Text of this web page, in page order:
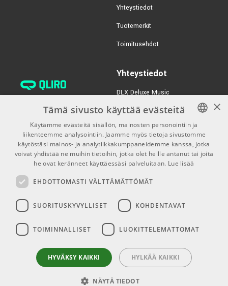
Yhteystiedot
Tuotemerkit
Toimitusehdot
Yhteystiedot
DLX Deluxe Music
verkkokaupan asiakaspalvelu:
tilaus@dlxmusic.fi
Puh: 0207 282240 (arkisin klo
13-17)
Puh: 0207 282250 (myymälä)
00580 Helsinki
Y-tunnus: 1983522-7
La 10-15
FINNISH
FINNISH
×
Tämä sivusto käyttää evästeitä
Käytämme evästeitä sisällön, mainosten personointiin ja
liikenteemme analysointiin. Jaamme myös tietoja sivustomme
käytöstäsi mainos- ja analytiikkakumppaneidemme kanssa, jotka
voivat yhdistää ne muihin tietoihin, jotka olet heille antanut tai joita
he ovat keränneet käyttäessäsi palveluitaan. Lue lisää
EHDOTTOMASTI VÄLTTÄMÄTTÖMÄT
SUORITUSKYVYLLISET KOHDENTAVAT
TOIMINNALLISET LUOKITTELEMATTOMAT
HYVÄKSY KAIKKI HYLKÄÄ KAIKKI
NÄYTÄ TIEDOT